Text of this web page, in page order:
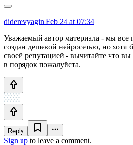
diderevyagin Feb 24 at 07:34
Уважаемый автор материала - мы все
создан дешевой нейросетью, но
своей репутацией - вычитайте что
в порядок пожалуйста.
Reply
Sign up to leave a comment.